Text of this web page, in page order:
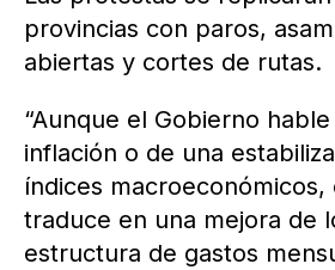
provincias con paros,
abiertas y cortes de rutas.
“Aunque el Gobierno
inflación o de una
índices macroeconómicos,
traduce en una mejora de
estructura de gastos